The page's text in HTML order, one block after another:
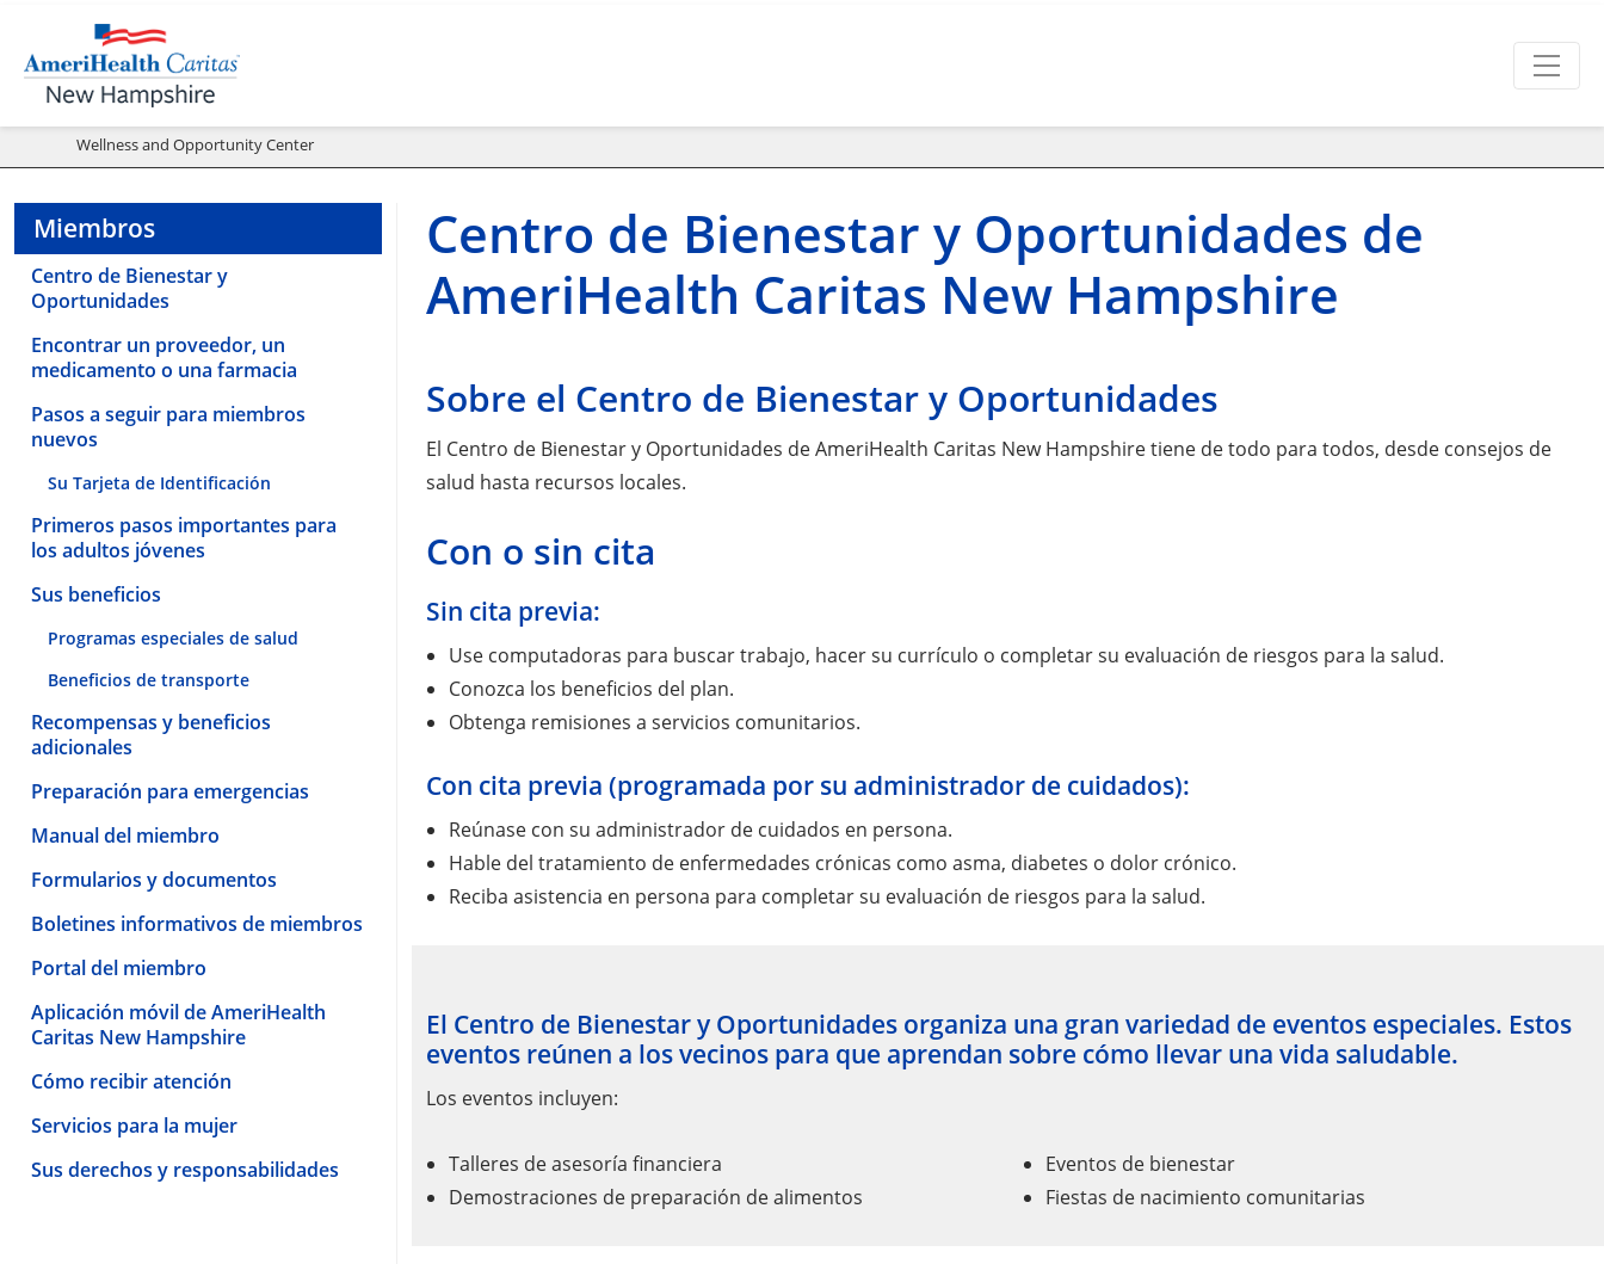
Wellness and Opportunity Center
Miembros
Centro de Bienestar y
Oportunidades
Encontrar un proveedor, un
medicamento o una farmacia
Pasos a seguir para miembros
nuevos
Su Tarjeta de Identificación
Primeros pasos importantes para
los adultos jóvenes
Sus beneficios
Programas especiales de salud
Beneficios de transporte
Recompensas y beneficios
adicionales
Preparación para emergencias
Manual del miembro
Formularios y documentos
Boletines informativos de miembros
Portal del miembro
Aplicación móvil de AmeriHealth
Caritas New Hampshire
Cómo recibir atención
Servicios para la mujer
Sus derechos y responsabilidades
Centro de Bienestar y Oportunidades de
AmeriHealth Caritas New Hampshire
Sobre el Centro de Bienestar y Oportunidades
El Centro de Bienestar y Oportunidades de AmeriHealth Caritas New Hampshire tiene de todo para todos, desde consejos de
salud hasta recursos locales.
Con o sin cita
Sin cita previa:
Use computadoras para buscar trabajo, hacer su currículo o completar su evaluación de riesgos para la salud.
Conozca los beneficios del plan.
Obtenga remisiones a servicios comunitarios.
Con cita previa (programada por su administrador de cuidados):
Reúnase con su administrador de cuidados en persona.
Hable del tratamiento de enfermedades crónicas como asma, diabetes o dolor crónico.
Reciba asistencia en persona para completar su evaluación de riesgos para la salud.
El Centro de Bienestar y Oportunidades organiza una gran variedad de eventos especiales. Estos
eventos reúnen a los vecinos para que aprendan sobre cómo llevar una vida saludable.
Los eventos incluyen:
Talleres de asesoría financiera
Demostraciones de preparación de alimentos
Eventos de bienestar
Fiestas de nacimiento comunitarias